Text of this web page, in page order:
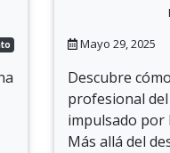
Mayo 29, 2025
Descubre
profesional
impulsado por
Más allá del